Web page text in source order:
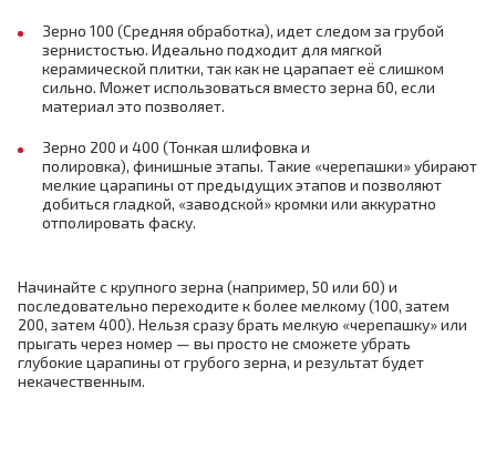
Зерно 100 (Средняя обработка), идет следом за грубой
зернистостью. Идеально подходит для мягкой
керамической плитки, так как не царапает её слишком
сильно. Может использоваться вместо зерна 60, если
материал это позволяет.
Зерно 200 и 400 (Тонкая шлифовка и
полировка), финишные этапы. Такие «черепашки» убирают
мелкие царапины от предыдущих этапов и позволяют
добиться гладкой, «заводской» кромки или аккуратно
отполировать фаску.
Начинайте с крупного зерна (например, 50 или 60) и
последовательно переходите к более мелкому (100, затем
200, затем 400). Нельзя сразу брать мелкую «черепашку» или
прыгать через номер — вы просто не сможете убрать
глубокие царапины от грубого зерна, и результат будет
некачественным.